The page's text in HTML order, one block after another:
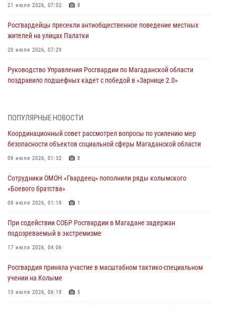
21 июля 2026, 07:02 8
Росгвардейцы пресекли антиобщественное поведение местных
жителей на улицах Палатки
20 июля 2026, 07:29
Руководство Управления Росгвардии по Магаданской области
поздравило подшефных кадет с победой в «Зарнице 2.0»
При содействии СОБР Росгвардии в Магадане задержан
17 июля 2026, 04:06
«Каникулы с Росгвардией» продолжаются на Колыме
Начальник Главного штаба – первый заместитель директора
Росгвардии Герой России генерал-полковник Сергей Бойко
15 июля 2026, 06:21
Кинологический тандем из Магадана завоевал бронзу на
15 июля 2026, 04:34
ПОПУЛЯРНЫЕ НОВОСТИ
Координационный совет рассмотрел вопросы по усилению мер
безопасности объектов социальной сферы Магаданской области
09 июля 2026, 01:32 8
Сотрудники ОМОН «Гвардеец» пополнили ряды колымского
«Боевого братства»
08 июля 2026, 01:19 1
При содействии СОБР Росгвардии в Магадане задержан
подозреваемый в экстремизме
17 июля 2026, 04:06
Росгвардия приняла участие в масштабном тактико-специальном
учении на Колыме
10 июля 2026, 06:18 5